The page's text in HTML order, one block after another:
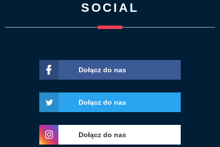
SOCIAL
Dołącz do nas
Dołącz do nas
Dołącz do nas